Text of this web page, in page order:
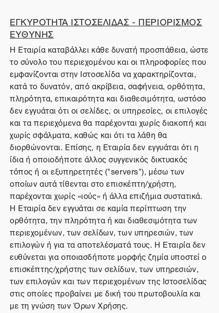
ΕΓΚΥΡΟΤΗΤΑ ΙΣΤΟΣΕΛΙΔΑΣ - ΠΕΡΙΟΡΙΣΜΟΣ
ΕΥΘΥΝΗΣ
Η Εταιρία καταβάλλει κάθε δυνατή προσπάθεια, ώστε
το σύνολο του περιεχομένου και οι πληροφορίες που
εμφανίζονται στην Ιστοσελίδα να χαρακτηρίζονται,
κατά το δυνατόν, από ακρίβεια, σαφήνεια, ορθότητα,
πληρότητα, επικαιρότητα και διαθεσιμότητα, ωστόσο
δεν εγγυάται ότι οι σελίδες, οι υπηρεσίες, οι επιλογές
και τα περιεχόμενα θα παρέχονται χωρίς διακοπή και
χωρίς σφάλματα, καθώς και ότι τα λάθη θα
διορθώνονται. Επίσης, η Εταιρία δεν εγγυάται ότι η
ίδια ή οποιοδήποτε άλλος συγγενικός δικτυακός
τόπος ή οι εξυπηρετητές ("servers"), μέσω των
οποίων αυτά τίθενται στο επισκέπτη/χρήστη,
παρέχονται χωρίς «ιούς» ή άλλα επιζήμια συστατικά.
Η Εταιρία δεν εγγυάται σε καμία περίπτωση την
ορθότητα, την πληρότητα ή και διαθεσιμότητα των
περιεχομένων, των σελίδων, των υπηρεσιών, των
επιλογών ή για τα αποτελέσματά τους. Η Εταιρία δεν
ευθύνεται για οποιασδήποτε μορφής ζημία υποστεί ο
επισκέπτης/χρήστης των σελίδων, των υπηρεσιών,
των επιλογών και των περιεχομένων της Ιστοσελίδας
στις οποίες προβαίνει με δική του πρωτοβουλία και
με τη γνώση των Όρων Χρήσης.